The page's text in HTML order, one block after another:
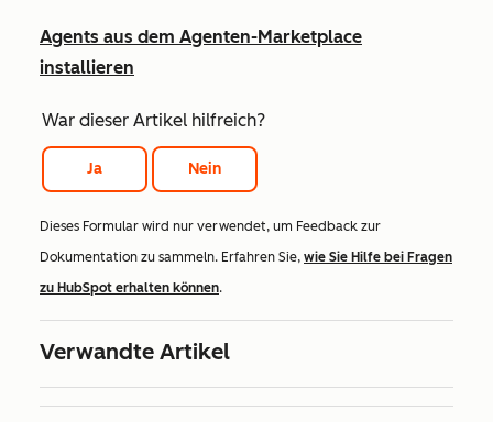
Agents aus dem Agenten-Marketplace
installieren
War dieser Artikel hilfreich?
Ja Nein
Dieses Formular wird nur verwendet, um Feedback zur
Dokumentation zu sammeln. Erfahren Sie, wie Sie Hilfe bei Fragen
zu HubSpot erhalten können.
Verwandte Artikel